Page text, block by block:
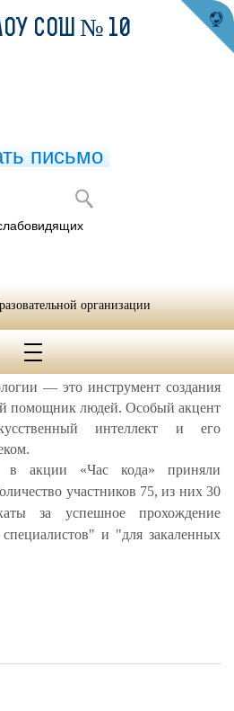
акция "Час кода"
информатики «Как создается
с азами программирования.
продемонстрировали, что
— это инструмент создания
помощник людей. Особый акцент
интеллект и его
в акции «Час кода» приняли
участников 75, из них 30
за успешное прохождение
и "для закаленных
СОШ № 10
письмо
организации